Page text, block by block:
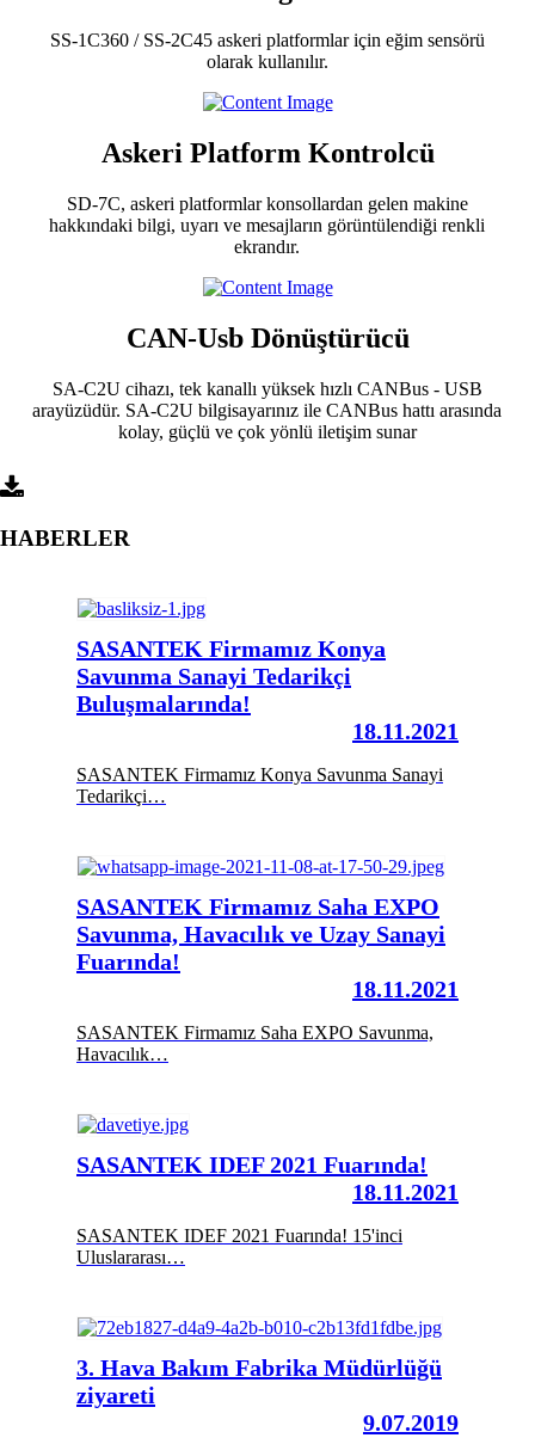
SS-1C360 / SS-2C45 askeri platformlar için eğim sensörü
olarak kullanılır.
Askeri Platform Kontrolcü
SD-7C, askeri platformlar konsollardan gelen makine
hakkındaki bilgi, uyarı ve mesajların görüntülendiği renkli
ekrandır.
CAN-Usb Dönüştürücü
SA-C2U cihazı, tek kanallı yüksek hızlı CANBus - USB
arayüzüdür. SA-C2U bilgisayarınız ile CANBus hattı arasında
kolay, güçlü ve çok yönlü iletişim sunar
HABERLER
SASANTEK Firmamız Konya
Savunma Sanayi Tedarikçi
Buluşmalarında!
18.11.2021
SASANTEK Firmamız Konya Savunma Sanayi
Tedarikçi…
SASANTEK Firmamız Saha EXPO
Savunma, Havacılık ve Uzay Sanayi
Fuarında!
18.11.2021
SASANTEK Firmamız Saha EXPO Savunma,
Havacılık…
SASANTEK IDEF 2021 Fuarında!
18.11.2021
SASANTEK IDEF 2021 Fuarında! 15'inci
Uluslararası…
3. Hava Bakım Fabrika Müdürlüğü
ziyareti
9.07.2019